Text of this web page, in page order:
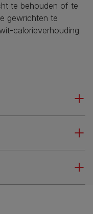
te behouden of te
gewrichten te
calorieverhouding